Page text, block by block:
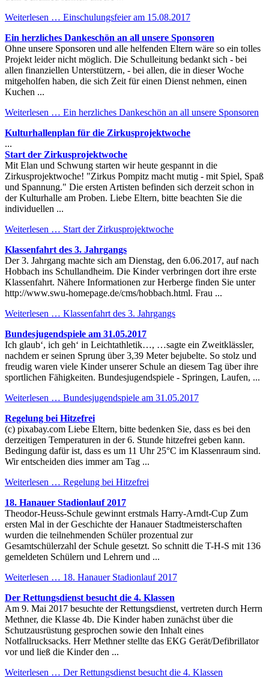
Weiterlesen … Einschulungsfeier am 15.08.2017
Ein herzliches Dankeschön an all unsere Sponsoren
Ohne unsere Sponsoren und alle helfenden Eltern wäre so ein tolles
Projekt leider nicht möglich. Die Schulleitung bedankt sich - bei
allen finanziellen Unterstützern, - bei allen, die in dieser Woche
mitgeholfen haben, die sich Zeit für einen Dienst nehmen, einen
Kuchen ...
Weiterlesen … Ein herzliches Dankeschön an all unsere Sponsoren
Kulturhallenplan für die Zirkusprojektwoche
...
Start der Zirkusprojektwoche
Mit Elan und Schwung starten wir heute gespannt in die
Zirkusprojektwoche! "Zirkus Pompitz macht mutig - mit Spiel, Spaß
und Spannung." Die ersten Artisten befinden sich derzeit schon in
der Kulturhalle am Proben. Liebe Eltern, bitte beachten Sie die
individuellen ...
Weiterlesen … Start der Zirkusprojektwoche
Klassenfahrt des 3. Jahrgangs
Der 3. Jahrgang machte sich am Dienstag, den 6.06.2017, auf nach
Hobbach ins Schullandheim. Die Kinder verbringen dort ihre erste
Klassenfahrt. Nähere Informationen zur Herberge finden Sie unter
http://www.swu-homepage.de/cms/hobbach.html. Frau ...
Weiterlesen … Klassenfahrt des 3. Jahrgangs
Bundesjugendspiele am 31.05.2017
Ich glaub‘, ich geh‘ in Leichtathletik…, …sagte ein Zweitklässler,
nachdem er seinen Sprung über 3,39 Meter bejubelte. So stolz und
freudig waren viele Kinder unserer Schule an diesem Tag über ihre
sportlichen Fähigkeiten. Bundesjugendspiele - Springen, Laufen, ...
Weiterlesen … Bundesjugendspiele am 31.05.2017
Regelung bei Hitzefrei
(c) pixabay.com Liebe Eltern, bitte bedenken Sie, dass es bei den
derzeitigen Temperaturen in der 6. Stunde hitzefrei geben kann.
Bedingung dafür ist, dass es um 11 Uhr 25°C im Klassenraum sind.
Wir entscheiden dies immer am Tag ...
Weiterlesen … Regelung bei Hitzefrei
18. Hanauer Stadionlauf 2017
Theodor-Heuss-Schule gewinnt erstmals Harry-Arndt-Cup Zum
ersten Mal in der Geschichte der Hanauer Stadtmeisterschaften
wurden die teilnehmenden Schüler prozentual zur
Gesamtschülerzahl der Schule gesetzt. So schnitt die T-H-S mit 136
gemeldeten Schülern und Lehrern und ...
Weiterlesen … 18. Hanauer Stadionlauf 2017
Der Rettungsdienst besucht die 4. Klassen
Am 9. Mai 2017 besuchte der Rettungsdienst, vertreten durch Herrn
Methner, die Klasse 4b. Die Kinder haben zunächst über die
Schutzausrüstung gesprochen sowie den Inhalt eines
Notfallrucksacks. Herr Methner stellte das EKG Gerät/Defibrillator
vor und ließ die Kinder den ...
Weiterlesen … Der Rettungsdienst besucht die 4. Klassen